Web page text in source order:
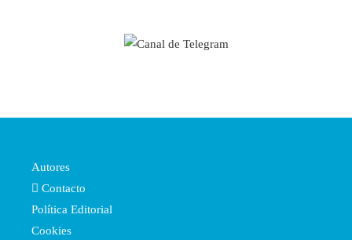
Autores
Contacto
Política Editorial
Cookies